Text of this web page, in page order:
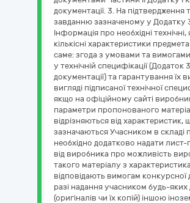
документації. 3. На підтвердження
завданню зазначеному у Додатку
Інформація про необхідні технічні,
кількісні характеристики предмета
саме: згода з умовами та
у технічній специфікації (Додаток
документації) та гарантування їх
вигляді підписаної технічної
якщо на офіційному сайті
параметри пропонованого
відрізняються від характеристик,
зазначаються Учасником в складі
необхідно додатково надати лист-
від виробника про можливість
такого матеріалу з
відповідають вимогам конкурсної
разі надання учасником будь-яких
(оригіналів чи їх копій) іншою